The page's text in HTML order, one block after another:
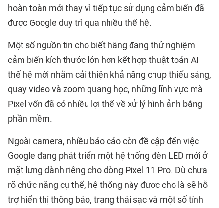
hoàn toàn mới thay vì tiếp tục sử dụng cảm biến đã
được Google duy trì qua nhiều thế hệ.
Một số nguồn tin cho biết hãng đang thử nghiệm
cảm biến kích thước lớn hơn kết hợp thuật toán AI
thế hệ mới nhằm cải thiện khả năng chụp thiếu sáng,
quay video và zoom quang học, những lĩnh vực mà
Pixel vốn đã có nhiều lợi thế về xử lý hình ảnh bằng
phần mềm.
Ngoài camera, nhiều báo cáo còn đề cập đến việc
Google đang phát triển một hệ thống đèn LED mới ở
mặt lưng dành riêng cho dòng Pixel 11 Pro. Dù chưa
rõ chức năng cụ thể, hệ thống này được cho là sẽ hỗ
trợ hiển thị thông báo, trạng thái sạc và một số tính